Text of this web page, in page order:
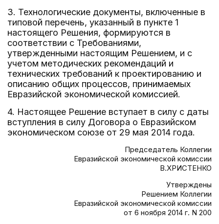
3. Технологические документы, включенные в
типовой перечень, указанный в пункте 1
настоящего Решения, формируются в
соответствии с Требованиями,
утвержденными настоящим Решением, и с
учетом методических рекомендаций и
технических требований к проектированию и
описанию общих процессов, принимаемых
Евразийской экономической комиссией.
4. Настоящее Решение вступает в силу с даты
вступления в силу Договора о Евразийском
экономическом союзе от 29 мая 2014 года.
Председатель Коллегии
Евразийской экономической комиссии
В.ХРИСТЕНКО
Утверждены
Решением Коллегии
Евразийской экономической комиссии
от 6 ноября 2014 г. N 200